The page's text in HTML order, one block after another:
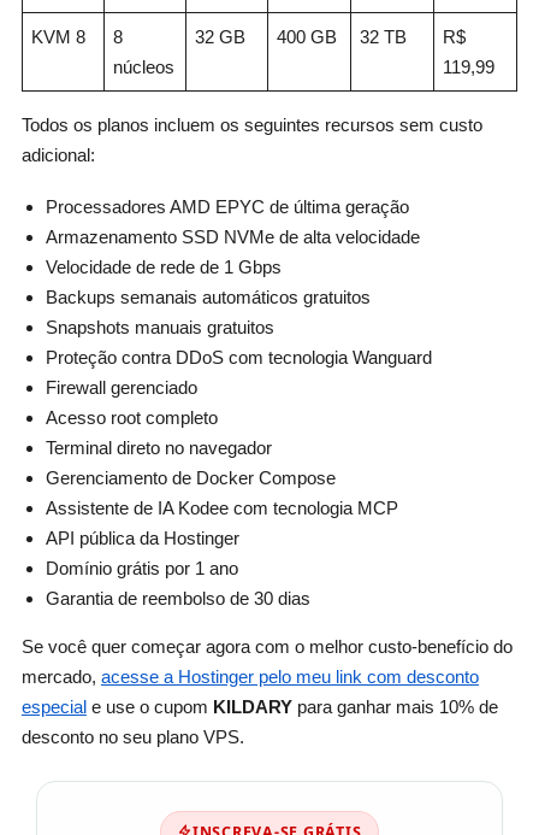
KVM 8
8
núcleos
32 GB 400 GB 32 TB
R$
119,99
Todos os planos incluem os seguintes recursos sem custo
adicional:
Processadores AMD EPYC de última geração
Armazenamento SSD NVMe de alta velocidade
Velocidade de rede de 1 Gbps
Backups semanais automáticos gratuitos
Snapshots manuais gratuitos
Proteção contra DDoS com tecnologia Wanguard
Firewall gerenciado
Acesso root completo
Terminal direto no navegador
Gerenciamento de Docker Compose
Assistente de IA Kodee com tecnologia MCP
API pública da Hostinger
Domínio grátis por 1 ano
Garantia de reembolso de 30 dias
Se você quer começar agora com o melhor custo-benefício do
mercado, acesse a Hostinger pelo meu link com desconto
especiale use o cupom KILDARYpara ganhar mais 10% de
desconto no seu plano VPS.